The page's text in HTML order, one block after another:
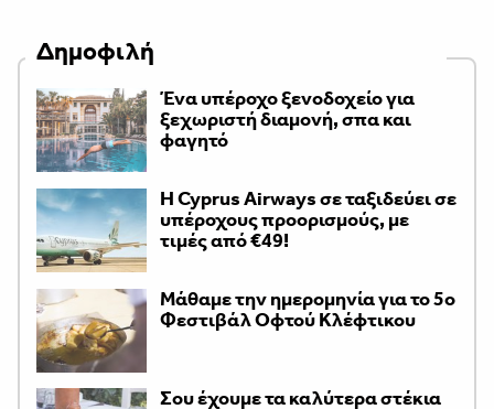
Δημοφιλή
Ένα υπέροχο ξενοδοχείο για
ξεχωριστή διαμονή, σπα και
φαγητό
H Cyprus Airways σε ταξιδεύει σε
υπέροχους προορισμούς, με
τιμές από €49!
Μάθαμε την ημερομηνία για το 5ο
Φεστιβάλ Οφτού Κλέφτικου
Σου έχουμε τα καλύτερα στέκια